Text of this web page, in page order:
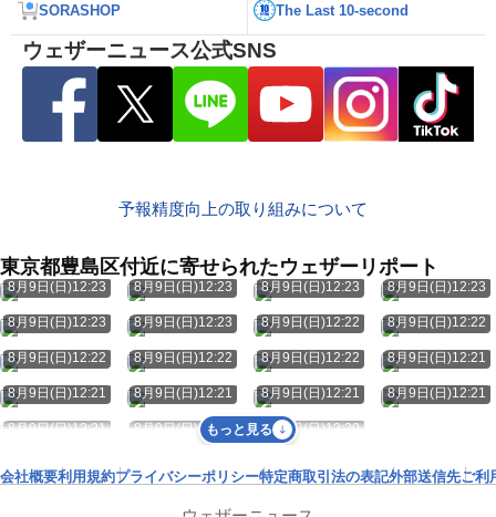
SORASHOP The Last 10-second
ウェザーニュース公式SNS
予報精度向上の取り組みについて
東京都豊島区付近に寄せられたウェザーリポート
8月9日(日)12:23 8月9日(日)12:23 8月9日(日)12:23 8月9日(日)12:23
8月9日(日)12:23 8月9日(日)12:23 8月9日(日)12:22 8月9日(日)12:22
8月9日(日)12:22 8月9日(日)12:22 8月9日(日)12:22 8月9日(日)12:21
8月9日(日)12:21 8月9日(日)12:21 8月9日(日)12:21 8月9日(日)12:21
8月9日(日)12:21 8月9日(日)12:21 8月9日(日)12:20
もっと見る
会社概要利用規約プライバシーポリシー特定商取引法の表記外部送信先ご利